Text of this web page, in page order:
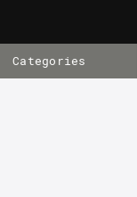
Categories